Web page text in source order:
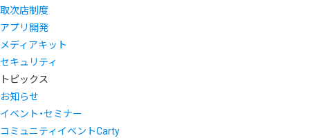
取次店制度
アプリ開発
メディアキット
セキュリティ
トピックス
お知らせ
イベント・セミナー
コミュニティイベントCarty